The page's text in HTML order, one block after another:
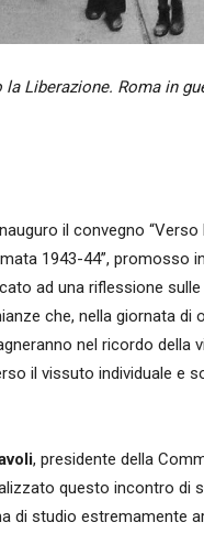
Liberazione. Roma in
il convegno
1943-44”, promosso
ad una riflessione
che, nella giornata di
nel ricordo della
il vissuto individuale e
, presidente della
questo incontro di
di studio estremamente